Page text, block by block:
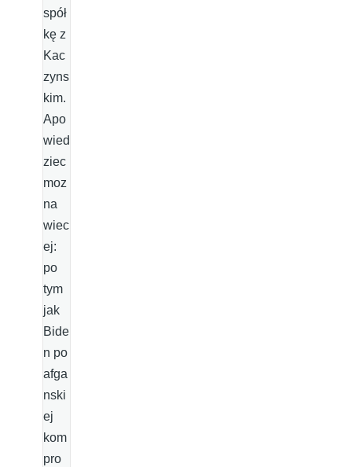
spół
kę z
Kac
zyns
kim.
Apo
wied
ziec
moz
na
wiec
ej:
po
tym
jak
Bide
n po
afga
nski
ej
kom
pro